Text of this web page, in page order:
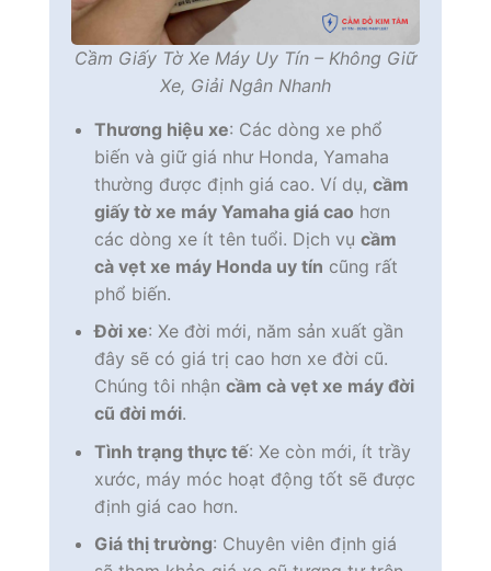
Cầm Giấy Tờ Xe Máy Uy Tín – Không Giữ
Xe, Giải Ngân Nhanh
Thương hiệu xe: Các dòng xe phổ
biến và giữ giá như Honda, Yamaha
thường được định giá cao. Ví dụ, cầm
giấy tờ xe máy Yamaha giá cao hơn
các dòng xe ít tên tuổi. Dịch vụ cầm
cà vẹt xe máy Honda uy tín cũng rất
phổ biến.
Đời xe: Xe đời mới, năm sản xuất gần
đây sẽ có giá trị cao hơn xe đời cũ.
Chúng tôi nhận cầm cà vẹt xe máy đời
cũ đời mới.
Tình trạng thực tế: Xe còn mới, ít trầy
xước, máy móc hoạt động tốt sẽ được
định giá cao hơn.
Giá thị trường: Chuyên viên định giá